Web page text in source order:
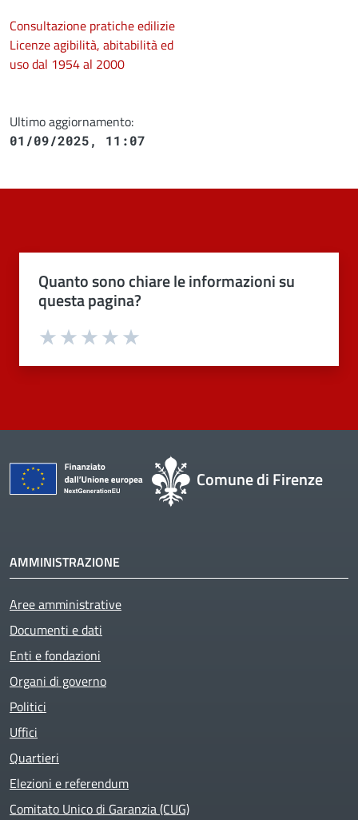
Consultazione pratiche edilizie
Licenze agibilità, abitabilità ed
uso dal 1954 al 2000
Ultimo aggiornamento:
01/09/2025, 11:07
Quanto sono chiare le informazioni su
questa pagina?
Valuta 4 stelle su 5
Valuta 3 stelle su 5
Valuta 2 stelle su 5
Valuta 1 stelle su 5
Comune di Firenze
AMMINISTRAZIONE
Aree amministrative
Documenti e dati
Enti e fondazioni
Organi di governo
Politici
Uffici
Quartieri
Elezioni e referendum
Comitato Unico di Garanzia (CUG)